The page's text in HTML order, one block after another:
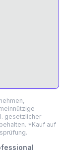
gesetzlicher
*Kauf auf